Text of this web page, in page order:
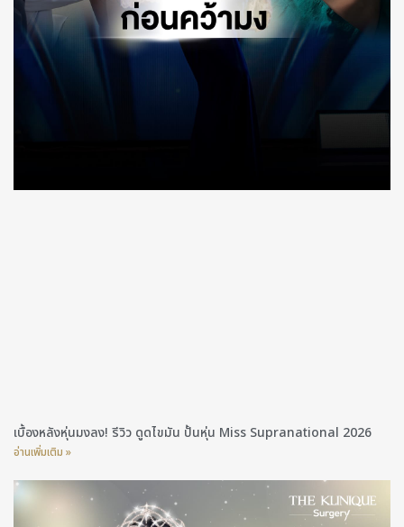
เบื้องหลังหุ่นมงลง! รีวิว ดูดไขมัน ปั้นหุ่น Miss Supranational 2026
อ่านเพิ่มเติม »